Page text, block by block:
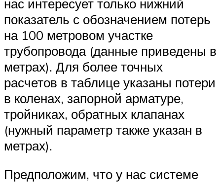
нас интересует только нижний
показатель с обозначением потерь
на 100 метровом участке
трубопровода (данные приведены в
метрах). Для более точных
расчетов в таблице указаны потери
в коленах, запорной арматуре,
тройниках, обратных клапанах
(нужный параметр также указан в
метрах).
Предположим, что у нас системе